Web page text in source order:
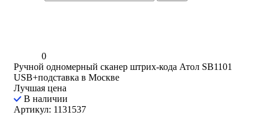
0
Ручной одномерный сканер штрих-кода Атол SB1101
USB+подставка в Москве
Лучшая цена
В наличии
Артикул: 1131537